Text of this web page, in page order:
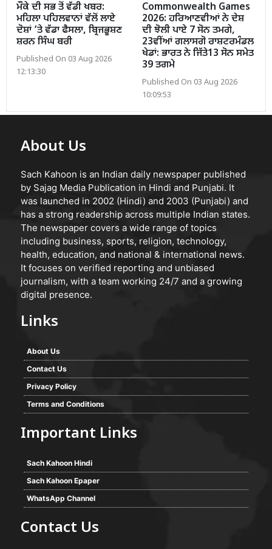
ਮੌਕੇ ਦੀ ਸਭ ਤੋਂ ਵੱਡੀ ਖਬਰ:
ਮਹਿਲਾ ਪਹਿਲਵਾਨਾਂ ਵੱਲੋਂ ਲਾਏ
ਦੋਸ਼ਾਂ ’ਤੇ ਵੱਡਾ ਫੈਸਲਾ, ਬ੍ਰਿਜਭੂਸ਼ਣ
ਸ਼ਰਨ ਸਿੰਘ ਬਰੀ
Published On 03 Aug 2026
12:13:30
Commonwealth Games
2026: ਹਰਿਆਣਵੀਆਂ ਨੇ ਦੇਸ਼
ਦੀ ਝੋਲੀ ਪਾਏ 7 ਸੋਨ ਤਮਗੇ,
23ਵੀਂਆਂ ਗਲਾਸਗੋ ਰਾਸ਼ਟਰਮੰਡਲ
ਖੇਡਾਂ: ਭਾਰਤ ਨੇ ਜਿੱਤੇ13 ਸੋਨ ਸਮੇਤ
39 ਤਗਮੇ
Published On 03 Aug 2026
10:09:53
About Us
Sach Kahoon is an Indian daily newspaper published
by Sajag Media Publication in Hindi and Punjabi. It
was launched in 2002 (Hindi) and 2003 (Punjabi) and
has a strong readership across multiple Indian states.
The newspaper covers a wide range of topics
including business, sports, religion, technology,
health, education, and national & international news.
It focuses on verified reporting and unbiased
journalism, with a team working 24/7 and a growing
digital presence.
Links
About Us
Contact Us
Privacy Policy
Terms and Conditions
Important Links
Sach Kahoon Hindi
Sach Kahoon Epaper
WhatsApp Channel
Contact Us